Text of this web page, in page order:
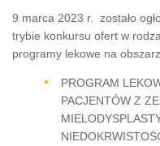
9 marca 2023 r. zostało
trybie konkursu ofert w
programy lekowe na
PROGRAM
PACJENTÓW Z